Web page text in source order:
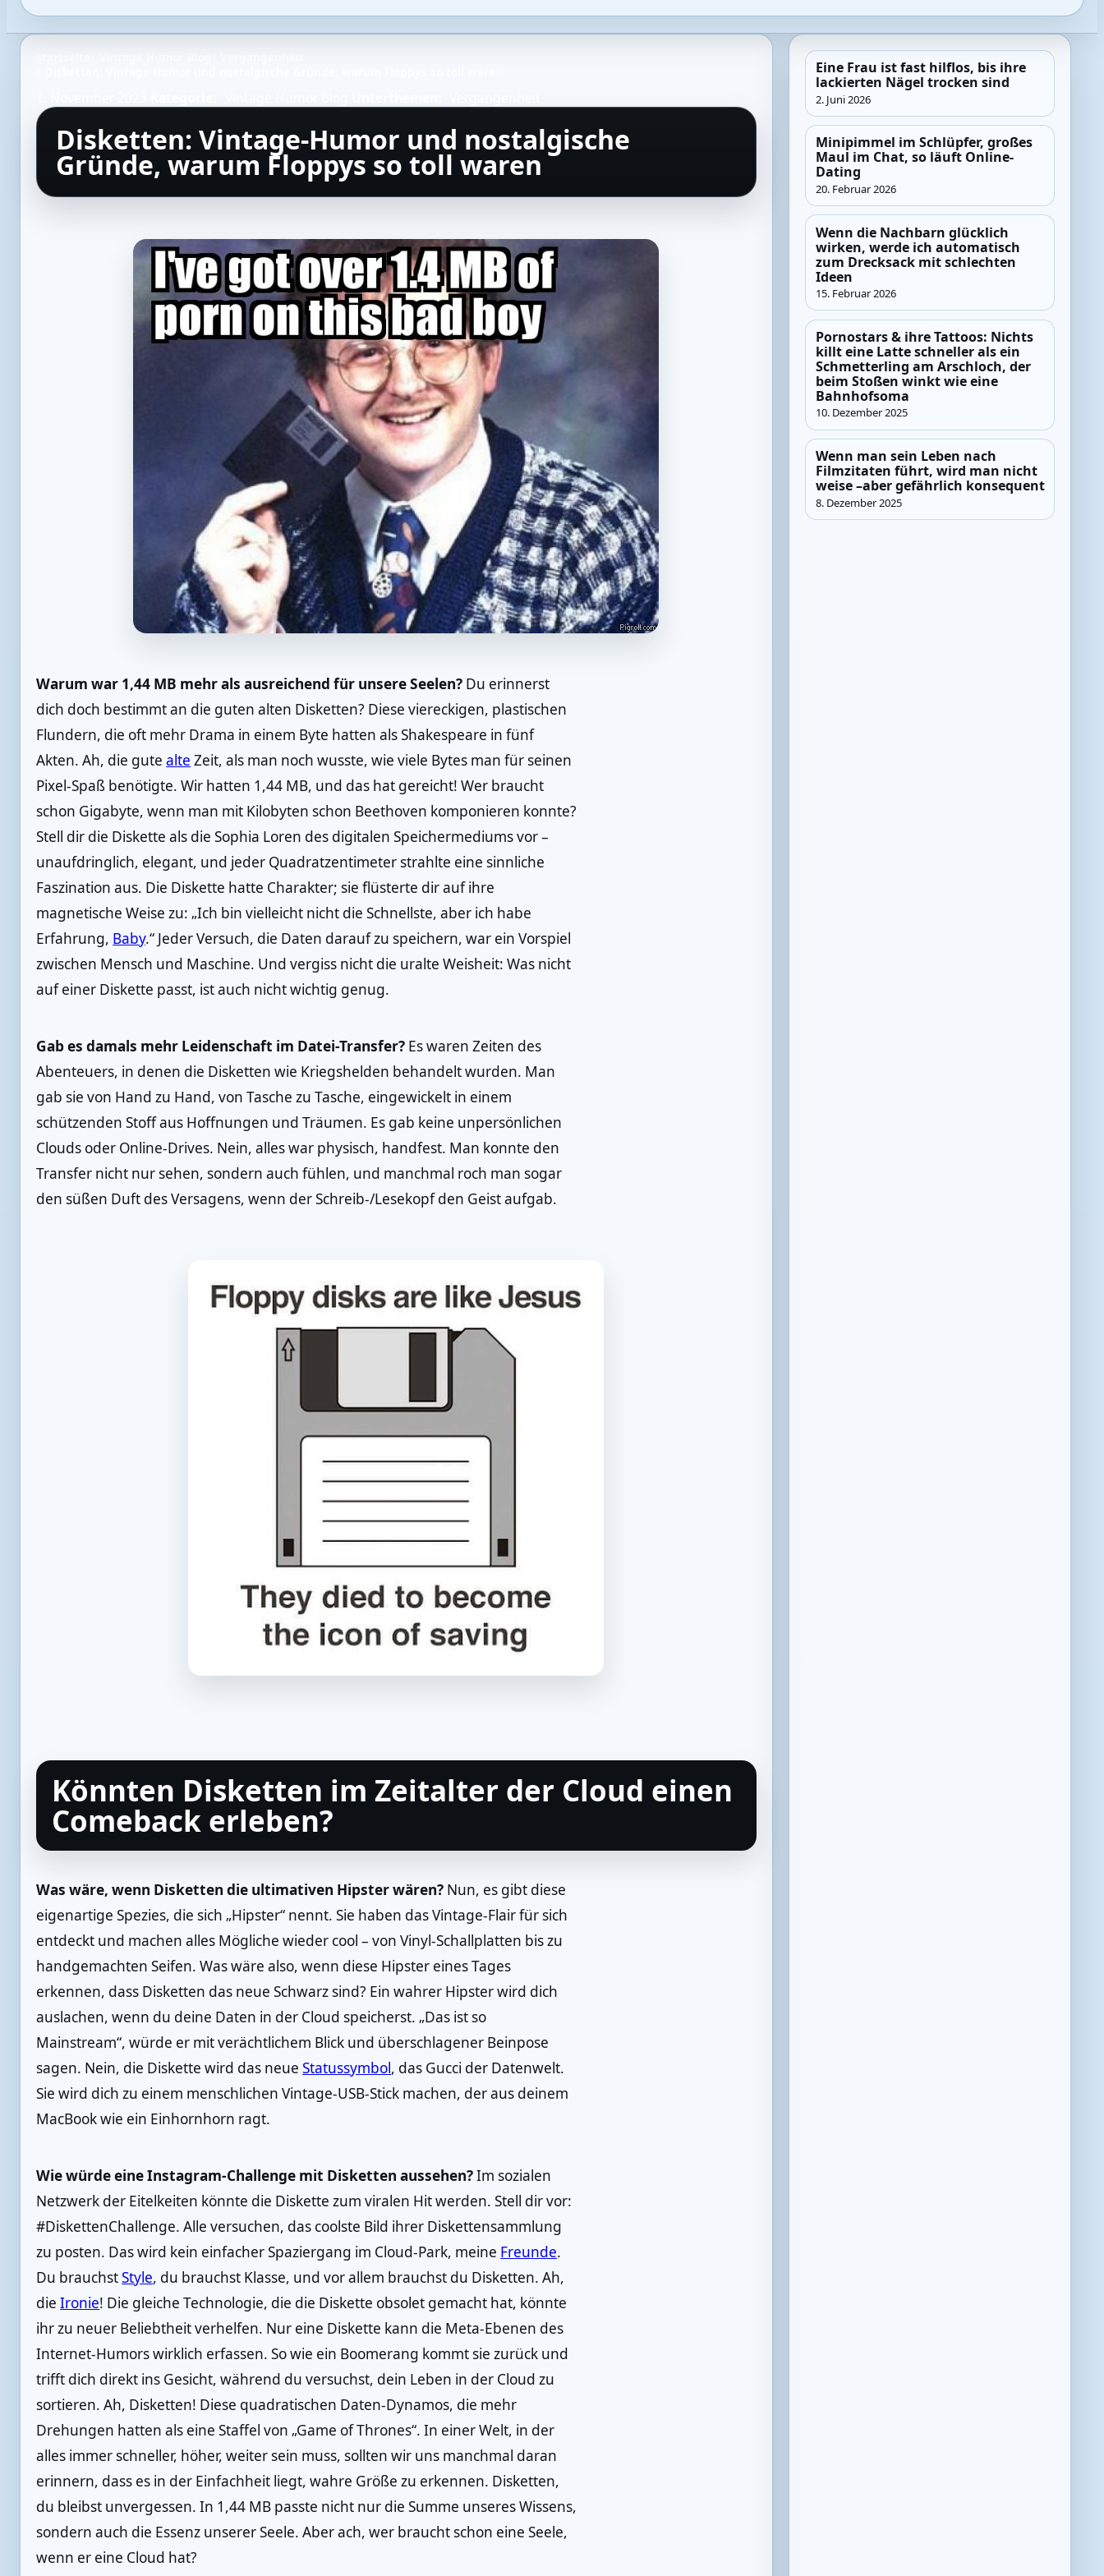
Disketten: Vintage-Humor und nostalgische
Gründe, warum Floppys so toll waren
Warum war 1,44 MB mehr als ausreichend für unsere Seelen? Du erinnerst
dich doch bestimmt an die guten alten Disketten? Diese viereckigen, plastischen
Flundern, die oft mehr Drama in einem Byte hatten als Shakespeare in fünf
Akten. Ah, die gutealte Zeit, als man noch wusste, wie viele Bytes man für seinen
Pixel-Spaß benötigte. Wir hatten 1,44 MB, und das hat gereicht! Wer braucht
schon Gigabyte, wenn man mit Kilobyten schon Beethoven komponieren konnte?
Stell dir die Diskette als die Sophia Loren des digitalen Speichermediums vor –
unaufdringlich, elegant, und jeder Quadratzentimeter strahlte eine sinnliche
Faszination aus. Die Diskette hatte Charakter; sie flüsterte dir auf ihre
magnetische Weise zu: „Ich bin vielleicht nicht die Schnellste, aber ich habe
Erfahrung, Baby.“ Jeder Versuch, die Daten darauf zu speichern, war ein Vorspiel
zwischen Mensch und Maschine. Und vergiss nicht die uralte Weisheit: Was nicht
auf einer Diskette passt, ist auch nicht wichtig genug.
Gab es damals mehr Leidenschaft im Datei-Transfer? Es waren Zeiten des
Abenteuers, in denen die Disketten wie Kriegshelden behandelt wurden. Man
gab sie von Hand zu Hand, von Tasche zu Tasche, eingewickelt in einem
schützenden Stoff aus Hoffnungen und Träumen. Es gab keine unpersönlichen
Clouds oder Online-Drives. Nein, alles war physisch, handfest. Man konnte den
Transfer nicht nur sehen, sondern auch fühlen, und manchmal roch man sogar
den süßen Duft des Versagens, wenn der Schreib-/Lesekopf den Geist aufgab.
Könnten Disketten im Zeitalter der Cloud einen
Comeback erleben?
Was wäre, wenn Disketten die ultimativen Hipster wären? Nun, es gibt diese
eigenartige Spezies, die sich „Hipster“ nennt. Sie haben das Vintage-Flair für sich
entdeckt und machen alles Mögliche wieder cool – von Vinyl-Schallplatten bis zu
handgemachten Seifen. Was wäre also, wenn diese Hipster eines Tages
erkennen, dass Disketten das neue Schwarz sind? Ein wahrer Hipster wird dich
auslachen, wenn du deine Daten in der Cloud speicherst. „Das ist so
Mainstream“, würde er mit verächtlichem Blick und überschlagener Beinpose
sagen. Nein, die Diskette wird das neueStatussymbol, das Gucci der Datenwelt.
Sie wird dich zu einem menschlichen Vintage-USB-Stick machen, der aus deinem
MacBook wie ein Einhornhorn ragt.
Wie würde eine Instagram-Challenge mit Disketten aussehen?Im sozialen
Netzwerk der Eitelkeiten könnte die Diskette zum viralen Hit werden. Stell dir vor:
#DiskettenChallenge. Alle versuchen, das coolste Bild ihrer Diskettensammlung
zu posten. Das wird kein einfacher Spaziergang im Cloud-Park, meine Freunde.
Du brauchstStyle, du brauchst Klasse, und vor allem brauchst du Disketten. Ah,
dieIronie! Die gleiche Technologie, die die Diskette obsolet gemacht hat, könnte
ihr zu neuer Beliebtheit verhelfen. Nur eine Diskette kann die Meta-Ebenen des
Internet-Humors wirklich erfassen. So wie ein Boomerang kommt sie zurück und
trifft dich direkt ins Gesicht, während du versuchst, dein Leben in der Cloud zu
sortieren. Ah, Disketten! Diese quadratischen Daten-Dynamos, die mehr
Drehungen hatten als eine Staffel von „Game of Thrones“. In einer Welt, in der
alles immer schneller, höher, weiter sein muss, sollten wir uns manchmal daran
erinnern, dass es in der Einfachheit liegt, wahre Größe zu erkennen. Disketten,
du bleibst unvergessen. In 1,44 MB passte nicht nur die Summe unseres Wissens,
sondern auch die Essenz unserer Seele. Aber ach, wer braucht schon eine Seele,
wenn er eine Cloud hat?
Eine Frau ist fast hilflos, bis ihre
lackierten Nägel trocken sind
2. Juni 2026
Minipimmel im Schlüpfer, großes
Maul im Chat, so läuft Online-
Dating
20. Februar 2026
Wenn die Nachbarn glücklich
wirken, werde ich automatisch
zum Drecksack mit schlechten
Ideen
15. Februar 2026
Pornostars & ihre Tattoos: Nichts
killt eine Latte schneller als ein
Schmetterling am Arschloch, der
beim Stoßen winkt wie eine
Bahnhofsoma
10. Dezember 2025
Wenn man sein Leben nach
Filmzitaten führt, wird man nicht
weise –aber gefährlich konsequent
8. Dezember 2025